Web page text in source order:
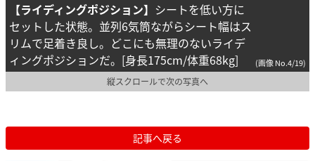
【ライディングポジション】 シートを低い方に
セットした状態。並列6気筒ながらシート幅はス
リムで足着き良し。どこにも無理のないライデ
ィングポジションだ。[身長175cm/体重68kg]
(画像 No.4/19)
縦スクロールで次の写真へ
記事へ戻る